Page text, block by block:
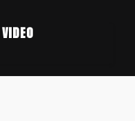
VIDEO